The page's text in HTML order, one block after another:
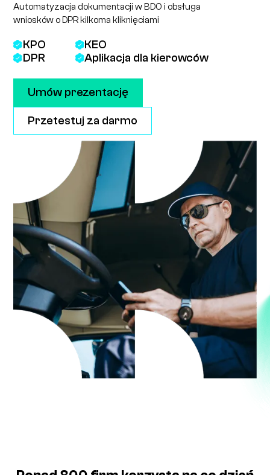
Automatyzacja dokumentacji w BDO i obsługa
wniosków o DPR kilkoma kliknięciami
KPO
KEO
DPR
Aplikacja dla kierowców
Umów prezentację
Przetestuj za darmo